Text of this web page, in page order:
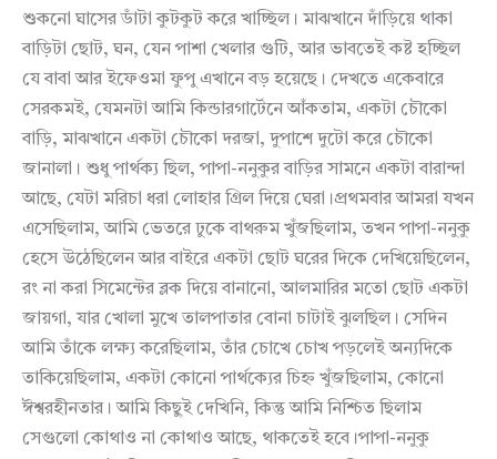
শুকনো ঘাসের ডাঁটা কুটকুট করে খাচ্ছিল। মাঝখানে দাঁড়িয়ে থাকা
বাড়িটা ছোট, ঘন, যেন পাশা খেলার গুটি, আর ভাবতেই কষ্ট হচ্ছিল
যে বাবা আর ইফেওমা ফুপু এখানে বড় হয়েছে। দেখতে একেবারে
সেরকমই, যেমনটা আমি কিন্ডারগার্টেনে আঁকতাম, একটা চৌকো
বাড়ি, মাঝখানে একটা চৌকো দরজা, দুপাশে দুটো করে চৌকো
জানালা। শুধু পার্থক্য ছিল, পাপা-ননুকুর বাড়ির সামনে একটা বারান্দা
আছে, যেটা মরিচা ধরা লোহার গ্রিল দিয়ে ঘেরা।প্রথমবার আমরা যখন
এসেছিলাম, আমি ভেতরে ঢুকে বাথরুম খুঁজছিলাম, তখন পাপা-ননুকু
হেসে উঠেছিলেন আর বাইরে একটা ছোট ঘরের দিকে দেখিয়েছিলেন,
রং না করা সিমেন্টের ব্লক দিয়ে বানানো, আলমারির মতো ছোট একটা
জায়গা, যার খোলা মুখে তালপাতার বোনা চাটাই ঝুলছিল। সেদিন
আমি তাঁকে লক্ষ্য করেছিলাম, তাঁর চোখে চোখ পড়লেই অন্যদিকে
তাকিয়েছিলাম, একটা কোনো পার্থক্যের চিহ্ন খুঁজছিলাম, কোনো
ঈশ্বরহীনতার। আমি কিছুই দেখিনি, কিন্তু আমি নিশ্চিত ছিলাম
সেগুলো কোথাও না কোথাও আছে, থাকতেই হবে।পাপা-ননুকু